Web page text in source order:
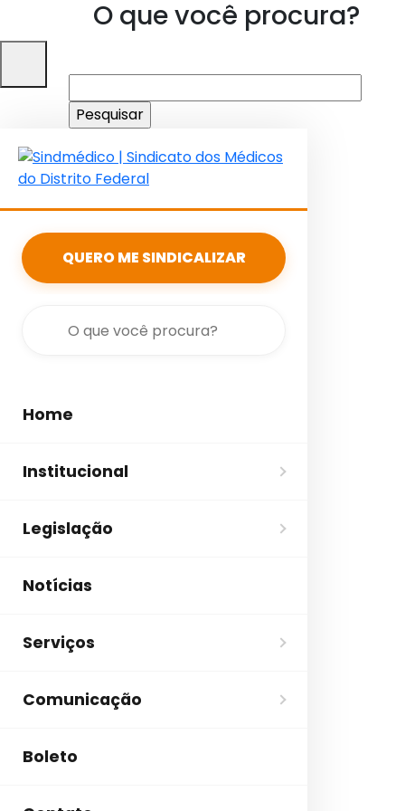
O que você procura?
por:
QUERO ME SINDICALIZAR
Home
Institucional
Legislação
Notícias
Serviços
Comunicação
Boleto